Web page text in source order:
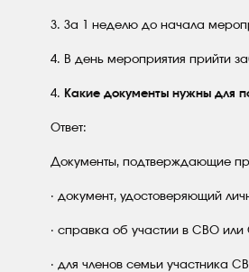
3. За 1 неделю до начала
4. В день мероприятия прийти
4. Какие документы нужны для
Ответ:
Документы, подтверждающие
· документ, удостоверяющий
· справка об участии в СВО или
· для членов семьи участника